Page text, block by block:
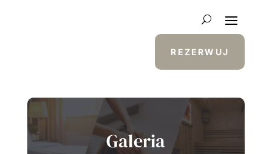
REZERWUJ
Galeria